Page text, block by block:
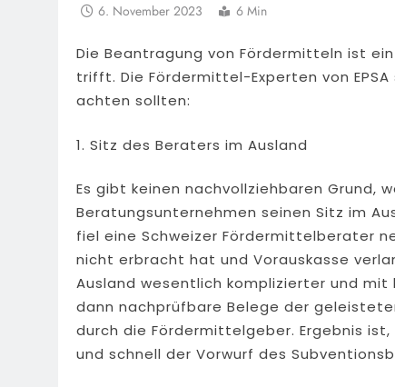
6. November 2023 6 Min
Die Beantragung von Fördermitteln ist
trifft. Die Fördermittel-Experten von
achten sollten:
1. Sitz des Beraters im Ausland
Es gibt keinen nachvollziehbaren Grund,
Beratungsunternehmen seinen Sitz im
fiel eine Schweizer Fördermittelberater
nicht erbracht hat und Vorauskasse
Ausland wesentlich komplizierter und
dann nachprüfbare Belege der
durch die Fördermittelgeber. Ergebnis
und schnell der Vorwurf des